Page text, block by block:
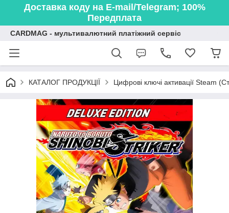
Доставка коду на E-mail/Telegram; 100%
Передплата
CARDMAG - мультивалютний платіжний сервіс
КАТАЛОГ ПРОДУКЦІЇ Цифрові ключі активації Steam